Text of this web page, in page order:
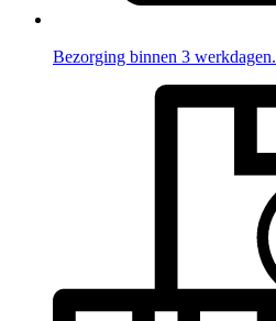
Bezorging binnen 3 werkdagen.